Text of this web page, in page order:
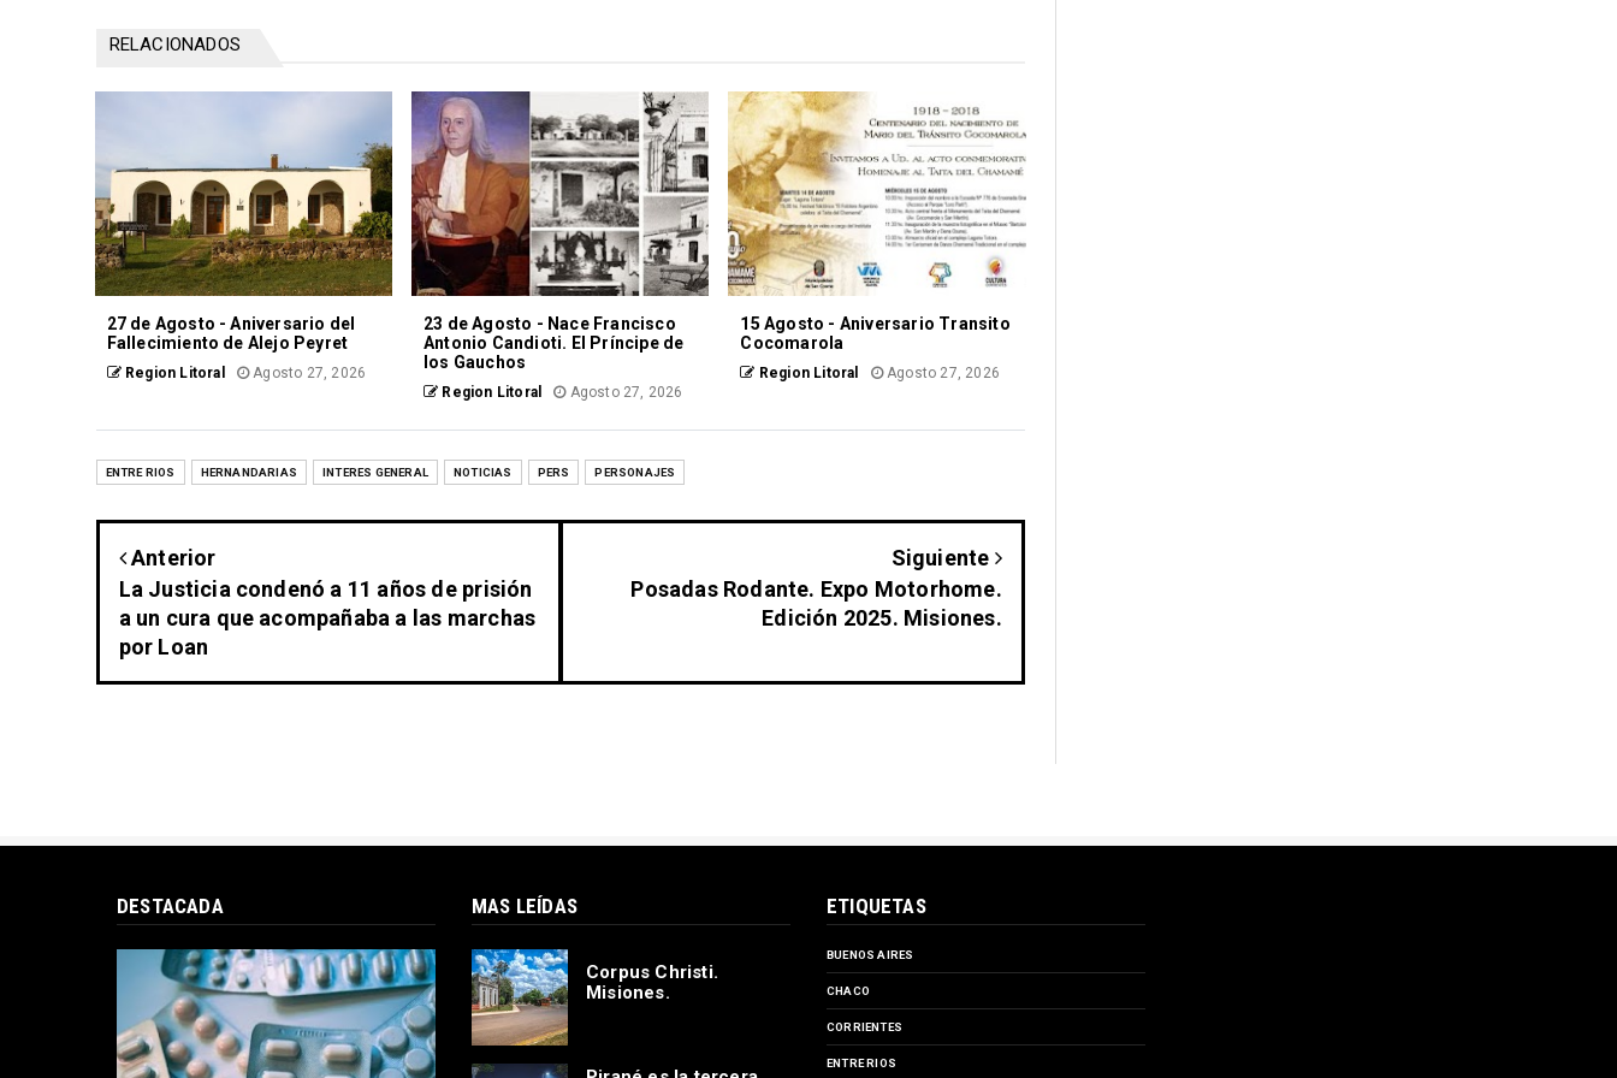
RELACIONADOS
27 de Agosto - Aniversario del
Fallecimiento de Alejo Peyret
Region Litoral Agosto 27, 2026
23 de Agosto - Nace Francisco
Antonio Candioti. El Príncipe de
los Gauchos
Region Litoral Agosto 27, 2026
15 Agosto - Aniversario Transito
Cocomarola
Region Litoral Agosto 27, 2026
ENTRE RIOS HERNANDARIAS INTERES GENERAL NOTICIAS PERS PERSONAJES
Anterior
La Justicia condenó a 11 años de prisión
a un cura que acompañaba a las marchas
por Loan
Siguiente
Posadas Rodante. Expo Motorhome.
Edición 2025. Misiones.
DESTACADA MAS LEÍDAS
Corpus Christi.
Misiones.
ETIQUETAS
BUENOS AIRES
CHACO
CORRIENTES
ENTRE RIOS